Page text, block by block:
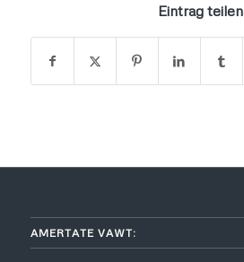
Eintrag teilen
AMERTATE VAWT: